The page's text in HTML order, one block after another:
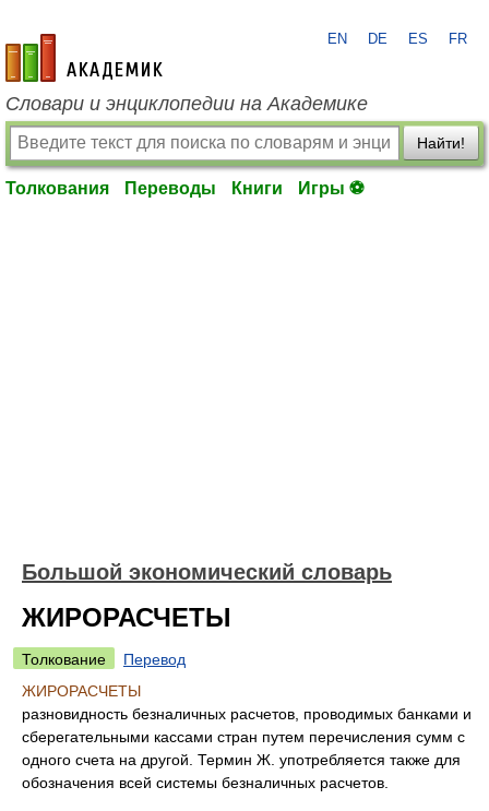
academic.ru
EN DE ES FR
Словари и энциклопедии на Академике
Найти!
Толкования Переводы Книги Игры ⚽
Большой экономический словарь
ЖИРОРАСЧЕТЫ
Толкование
Перевод
ЖИРОРАСЧЕТЫ
разновидность безналичных расчетов, проводимых банками и
сберегательными кассами стран путем перечисления сумм с
одного счета на другой. Термин Ж. употребляется также для
обозначения всей системы безналичных расчетов.